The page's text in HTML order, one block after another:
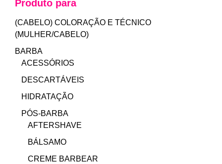
Produto para
(CABELO) COLORAÇÃO E TÉCNICO
(MULHER/CABELO)
BARBA
ACESSÓRIOS
DESCARTÁVEIS
HIDRATAÇÃO
PÓS-BARBA
AFTERSHAVE
BÁLSAMO
CREME BARBEAR